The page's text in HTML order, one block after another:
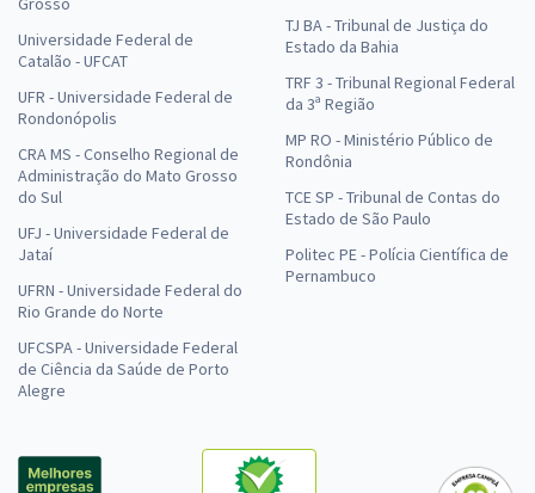
Universidade Federal de
Catalão - UFCAT
UFR - Universidade Federal de
Rondonópolis
CRA MS - Conselho Regional de
Administração do Mato Grosso
do Sul
UFJ - Universidade Federal de
Jataí
UFRN - Universidade Federal do
Rio Grande do Norte
UFCSPA - Universidade Federal
de Ciência da Saúde de Porto
Alegre
TJ BA - Tribunal de Justiça do
Estado da Bahia
TRF 3 - Tribunal Regional Federal
da 3ª Região
MP RO - Ministério Público de
Rondônia
TCE SP - Tribunal de Contas do
Estado de São Paulo
Politec PE - Polícia Científica de
Pernambuco